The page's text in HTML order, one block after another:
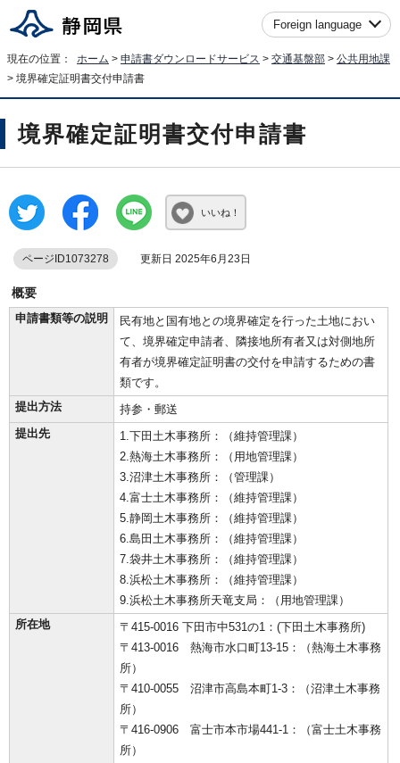
Foreign language
現在の位置： ホーム > 申請書ダウンロードサービス > 交通基盤部 > 公共用地課
> 境界確定証明書交付申請書
境界確定証明書交付申請書
いいね！
ページID1073278 更新日 2025年6月23日
概要
申請書類等の説明
民有地と国有地との境界確定を行った土地におい
て、境界確定申請者、隣接地所有者又は対側地所
有者が境界確定証明書の交付を申請するための書
類です。
提出方法
持参・郵送
提出先
1.下田土木事務所：（維持管理課）
2.熱海土木事務所：（用地管理課）
3.沼津土木事務所：（管理課）
4.富士土木事務所：（維持管理課）
5.静岡土木事務所：（維持管理課）
6.島田土木事務所：（維持管理課）
7.袋井土木事務所：（維持管理課）
8.浜松土木事務所：（維持管理課）
9.浜松土木事務所天竜支局：（用地管理課）
所在地
〒415-0016 下田市中531の1：(下田土木事務所)
〒413-0016 熱海市水口町13-15：（熱海土木事務
所）
〒410-0055 沼津市高島本町1-3：（沼津土木事務
所）
〒416-0906 富士市本市場441-1：（富士土木事務
所）